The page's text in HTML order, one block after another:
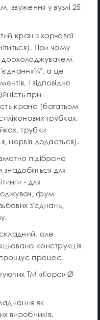
звуження у вузлі 25
кран з харчової
При чому
доохолоджувачем
а це
і відповідно
при
крана (багатьом
трубках,
трубки
нервів додається).
підібрана
знадобиться для
- для
фум
з'єднань,
але
конструкція
процес.
ТМ «Корс» Ø
як
виробників.